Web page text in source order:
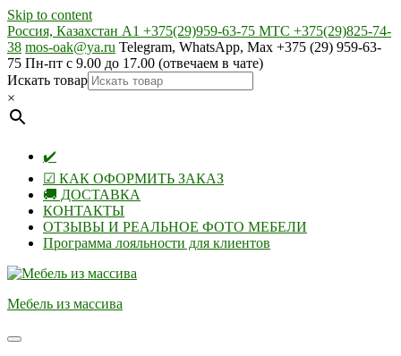
Skip to content
Россия, Казахстан А1 +375(29)959-63-75 МТС +375(29)825-74-
38 mos-oak@ya.ru Telegram, WhatsApp, Max +375 (29) 959-63-
75 Пн-пт с 9.00 до 17.00 (отвечаем в чате)
Искать товар
×
✔️
☑ КАК ОФОРМИТЬ ЗАКАЗ
🚚 ДОСТАВКА
КОНТАКТЫ
ОТЗЫВЫ И РЕАЛЬНОЕ ФОТО МЕБЕЛИ
Программа лояльности для клиентов
Мебель из массива